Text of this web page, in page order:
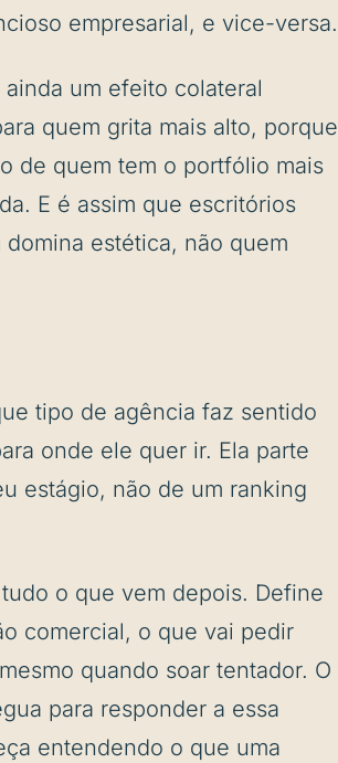
empresarial, e vice-versa.
um efeito colateral
quem grita mais alto, porque
de quem tem o portfólio mais
E é assim que escritórios
estética, não quem
tipo de agência faz sentido
onde ele quer ir. Ela parte
estágio, não de um ranking
o que vem depois. Define
comercial, o que vai pedir
quando soar tentador. O
para responder a essa
entendendo o que uma